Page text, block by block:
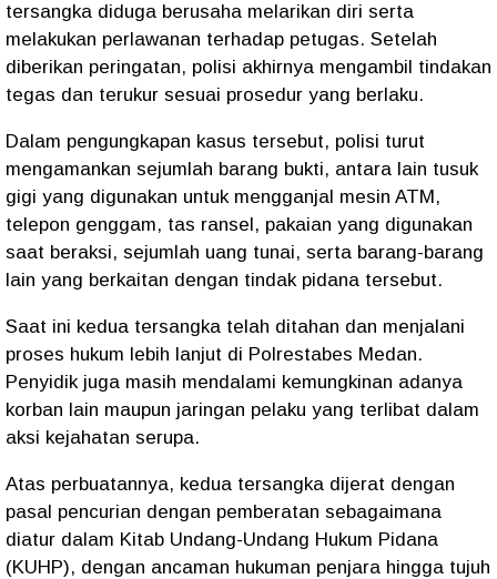
tersangka diduga berusaha melarikan diri serta
melakukan perlawanan terhadap petugas. Setelah
diberikan peringatan, polisi akhirnya mengambil tindakan
tegas dan terukur sesuai prosedur yang berlaku.
Dalam pengungkapan kasus tersebut, polisi turut
mengamankan sejumlah barang bukti, antara lain tusuk
gigi yang digunakan untuk mengganjal mesin ATM,
telepon genggam, tas ransel, pakaian yang digunakan
saat beraksi, sejumlah uang tunai, serta barang-barang
lain yang berkaitan dengan tindak pidana tersebut.
Saat ini kedua tersangka telah ditahan dan menjalani
proses hukum lebih lanjut di Polrestabes Medan.
Penyidik juga masih mendalami kemungkinan adanya
korban lain maupun jaringan pelaku yang terlibat dalam
aksi kejahatan serupa.
Atas perbuatannya, kedua tersangka dijerat dengan
pasal pencurian dengan pemberatan sebagaimana
diatur dalam Kitab Undang-Undang Hukum Pidana
(KUHP), dengan ancaman hukuman penjara hingga tujuh